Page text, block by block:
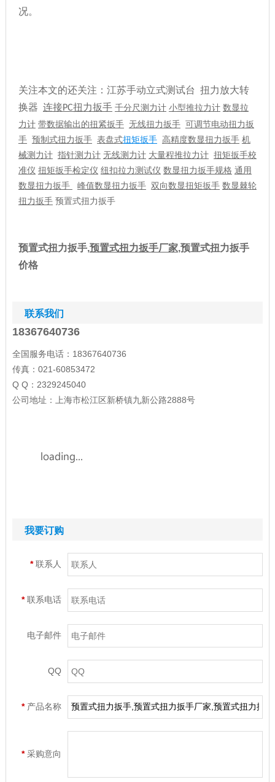
况。
关注本文的还关注： 江苏手动立式测试台 扭力放大转
换器 连接PC扭力扳手 千分尺测力计 小型推拉力计 数显拉
力计 带数据输出的扭紧扳手 无线扭力扳手 可调节电动扭力扳
手 预制式扭力扳手 表盘式扭矩扳手 高精度数显扭力扳手 机
械测力计 指针测力计 无线测力计 大量程推拉力计 扭矩扳手校
准仪 扭矩扳手检定仪 纽扣拉力测试仪 数显扭力扳手规格 通用
数显扭力扳手
峰值数显扭力扳手 双向数显扭矩扳手 数显棘轮
扭力扳手 预置式扭力扳手
预置式扭力扳手,预置式扭力扳手厂家,预置式扭力扳手
价格
联系我们
18367640736
全国服务电话：18367640736
传真：021-60853472
Q Q：2329245040
公司地址：上海市松江区新桥镇九新公路2888号
我要订购
*联系人
*联系电话
电子邮件
QQ
* 产品名称
*采购意向